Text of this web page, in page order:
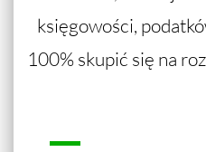
księgowości,
100% skupić się na